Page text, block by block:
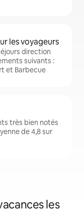
les voyageurs
direction
suivants :
et Barbecue
très bien notés
de 4,8 sur
les